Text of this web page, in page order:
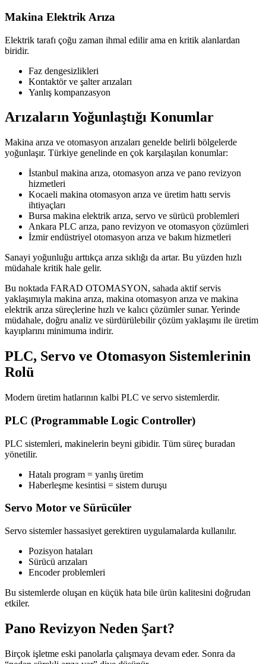
Makina Elektrik Arıza
Elektrik tarafı çoğu zaman ihmal edilir ama en kritik alanlardan
biridir.
Faz dengesizlikleri
Kontaktör ve şalter arızaları
Yanlış kompanzasyon
Arızaların Yoğunlaştığı Konumlar
Makina arıza ve otomasyon arızaları genelde belirli bölgelerde
yoğunlaşır. Türkiye genelinde en çok karşılaşılan konumlar:
İstanbul makina arıza, otomasyon arıza ve pano revizyon
hizmetleri
Kocaeli makina otomasyon arıza ve üretim hattı servis
ihtiyaçları
Bursa makina elektrik arıza, servo ve sürücü problemleri
Ankara PLC arıza, pano revizyon ve otomasyon çözümleri
İzmir endüstriyel otomasyon arıza ve bakım hizmetleri
Sanayi yoğunluğu arttıkça arıza sıklığı da artar. Bu yüzden hızlı
müdahale kritik hale gelir.
Bu noktada FARAD OTOMASYON, sahada aktif servis
yaklaşımıyla makina arıza, makina otomasyon arıza ve makina
elektrik arıza süreçlerine hızlı ve kalıcı çözümler sunar. Yerinde
müdahale, doğru analiz ve sürdürülebilir çözüm yaklaşımı ile üretim
kayıplarını minimuma indirir.
PLC, Servo ve Otomasyon Sistemlerinin
Rolü
Modern üretim hatlarının kalbi PLC ve servo sistemlerdir.
PLC (Programmable Logic Controller)
PLC sistemleri, makinelerin beyni gibidir. Tüm süreç buradan
yönetilir.
Hatalı program = yanlış üretim
Haberleşme kesintisi = sistem duruşu
Servo Motor ve Sürücüler
Servo sistemler hassasiyet gerektiren uygulamalarda kullanılır.
Pozisyon hataları
Sürücü arızaları
Encoder problemleri
Bu sistemlerde oluşan en küçük hata bile ürün kalitesini doğrudan
etkiler.
Pano Revizyon Neden Şart?
Birçok işletme eski panolarla çalışmaya devam eder. Sonra da